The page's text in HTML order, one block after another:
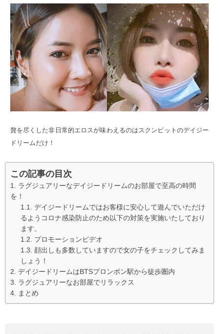
贅を尽くした非日常的エロスが味わえるのはスクンビットのデイジー
ドリームだけ！
この記事の目次
ラグジュアリーなデイジードリームのお部屋で至高の時間
を！
デイジードリームではお客様に安心して遊んでいただけ
るようコロナ感染防止のため以下の対策を実施いたしており
ます。
プロモーションビデオ
顔出しも多数していますので女の子をチェックしてみま
しょう！
デイジードリームはBTSプロンポン駅から徒歩圏内
ラグジュアリーなお部屋でリラックス
まとめ